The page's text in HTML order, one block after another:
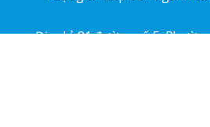
Địa chỉ: 81 đường số 5,